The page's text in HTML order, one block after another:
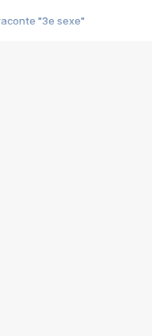
"3e sexe"